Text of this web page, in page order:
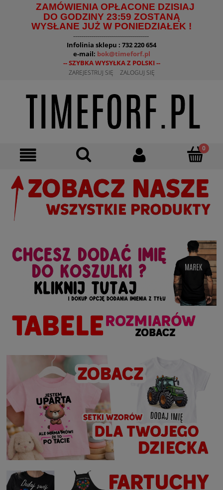
ZAMÓWIENIA OPŁACONE DZISIAJ
DO GODZINY 23:59 ZOSTANĄ
WYSŁANE JUŻ W PONIEDZIAŁEK !
--------------------------------------
Infolinia sklepu : 732 220 654
e-mail: bok@timeforf.pl
-- SZYBKA WYSYŁKA Z POLSKI --
ZAREJESTRUJ SIĘ ZALOGUJ SIĘ